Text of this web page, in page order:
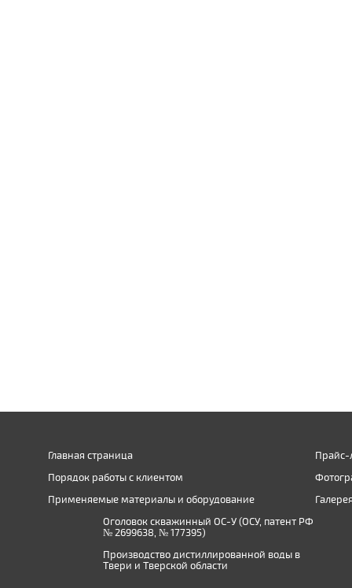
Главная страница
Порядок работы с клиентом
Применяемые материалы и оборудование
Прайс-
Оголовок скважинный ОС-У (ОСУ, патент РФ
№ 2699638, № 177395)
Производство дистиллированной воды в
Твери и Тверской области